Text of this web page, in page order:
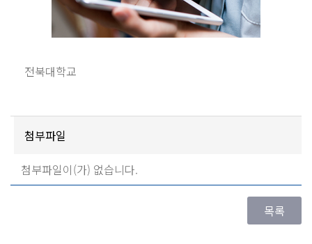
전북대학교
첨부파일
첨부파일이(가) 없습니다.